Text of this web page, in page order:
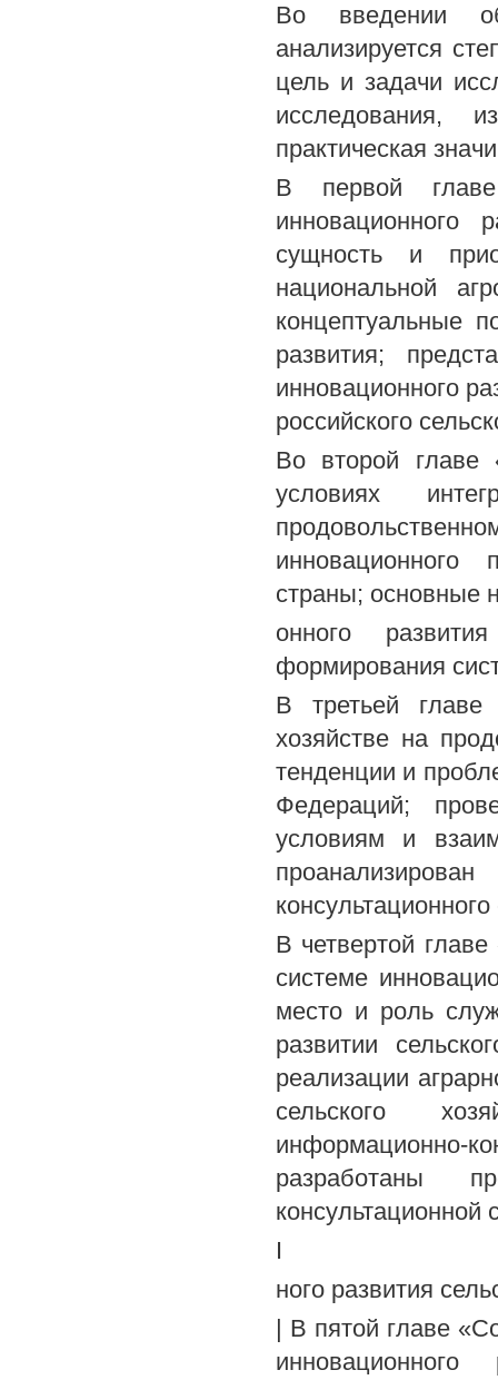
Во введении
анализируется
цель и задачи
исследования,
практическая
В первой главе
инновационного
сущность и
национальной
концептуальные
развития;
инновационного
российского
Во второй главе
условиях
инновационного
страны; основные
онного
формирования
В третьей главе
хозяйстве на
тенденции и
Федераций;
условиям и
В четвертой
системе
место и роль
развитии
реализации
сельского
информационно-
разработаны
консультационной
I
ного развития
| В пятой главе